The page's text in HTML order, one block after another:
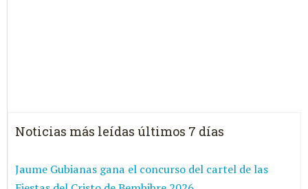
Noticias más leídas últimos 7 días
Jaume Gubianas gana el concurso del cartel de las